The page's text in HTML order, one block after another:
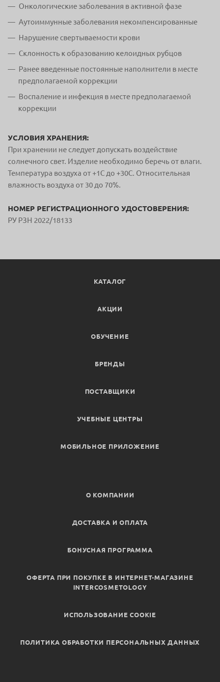
Онкологические заболевания в активной фазе
Аутоиммунные заболевания некомпенсированные
Нарушение свертываемости крови
Склонность к образованию келоидных рубцов
Ранее введенные постоянные наполнители в месте
предполагаемой коррекции
Воспаление и инфекция в месте предполагаемой
коррекции
УСЛОВИЯ ХРАНЕНИЯ:
При хранении не следует допускать воздействие
солнечного свет. Изделие необходимо беречь от влаги.
Температура воздуха от +1С до +30С. Относительная
влажность воздуха от 30 до 70%.
НОМЕР РЕГИСТРАЦИОННОГО УДОСТОВЕРЕНИЯ:
РУ РЗН 2022/18133
КАТАЛОГ
АКЦИИ
ОБУЧЕНИЕ
БРЕНДЫ
ПОСТАВЩИКИ
УЧЕБНЫЕ ЦЕНТРЫ
МОБИЛЬНОЕ ПРИЛОЖЕНИЕ
О КОМПАНИИ
ДОСТАВКА И ОПЛАТА
БОНУСНАЯ ПРОГРАММА
ОФЕРТА ПРИ ПОКУПКЕ В ИНТЕРНЕТ-МАГАЗИНЕ
INTERCOSMETOLOGY
ИСПОЛЬЗОВАНИЕ COOKIE
ПОЛИТИКА ОБРАБОТКИ ПЕРСОНАЛЬНЫХ ДАННЫХ